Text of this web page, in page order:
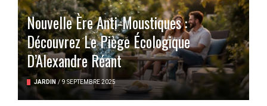
Nouvelle Ère Anti-Moustiques :
Découvrez Le Piège Écologique
D’Alexandre Réant
JARDIN / 9 SEPTEMBRE 2025